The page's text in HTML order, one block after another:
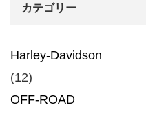
カテゴリー
Harley-Davidson
(12)
OFF-ROAD